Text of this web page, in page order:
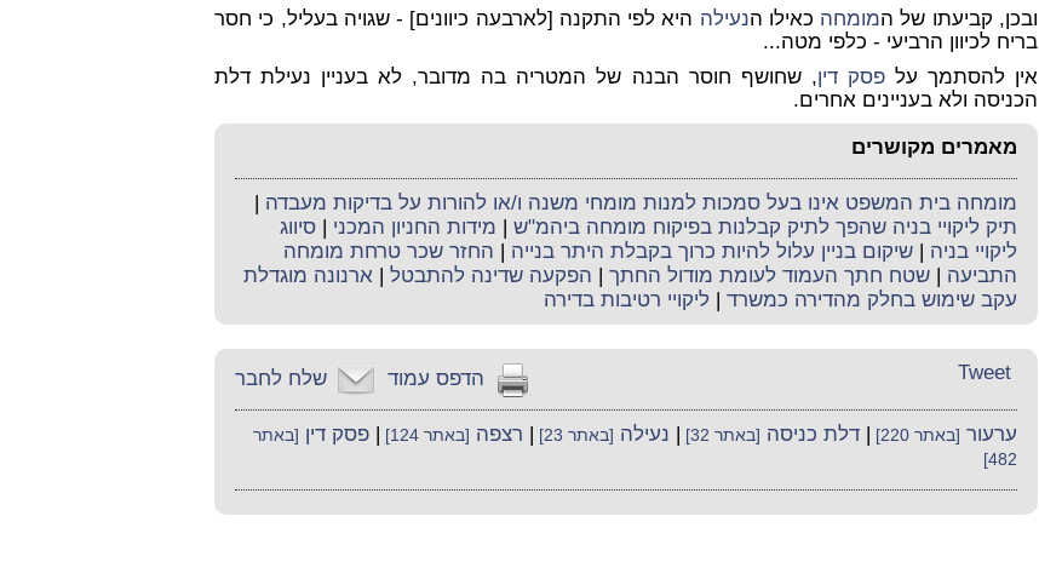
ובכן, קביעתו של המומחה כאילו הנעילה היא לפי התקנה [לארבעה כיוונים] - שגויה בעליל, כי חסר
בריח לכיוון הרביעי - כלפי מטה...
אין להסתמך עלפסק דין, שחושף חוסר הבנה של המטריה בה מדובר, לא בעניין נעילת דלת
הכניסה ולא בעניינים אחרים.
מאמרים מקושרים
מומחה בית המשפט אינו בעל סמכות למנות מומחי משנה ו/או להורות על בדיקות מעבדה |
תיק ליקויי בניה שהפך לתיק קבלנות בפיקוח מומחה ביהמ"ש | מידות החניון המכני | סיווג
ליקויי בניה | שיקום בניין עלול להיות כרוך בקבלת היתר בנייה | החזר שכר טרחת מומחה
התביעה | שטח חתך העמוד לעומת מודול החתך | הפקעה שדינה להתבטל | ארנונה מוגדלת
עקב שימוש בחלק מהדירה כמשרד | ליקויי רטיבות בדירה
שלח לחבר הדפס עמוד Tweet
ערעור [באתר 220] | דלת כניסה [באתר 32] | נעילה [באתר 23] | רצפה [באתר 124] | פסק דין [באתר
482]